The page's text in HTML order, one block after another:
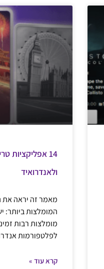
14 אפליקציות
ולאנדרואיד
מאמר זה יראה את
המומלצות ביותר:
לפלטפורמות
קרא עוד »